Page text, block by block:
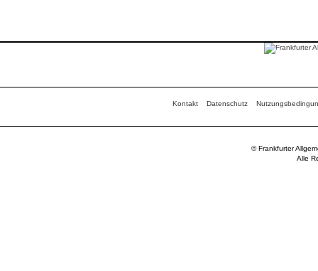
Kontakt Datenschutz
© Frankfurter
Alle